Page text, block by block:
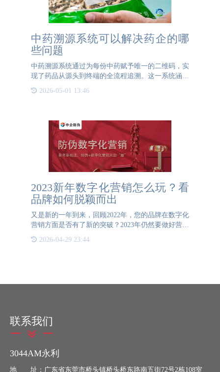
中药溯源系统可以解决药企的哪
些问题
中药溯源系统通过为每份中药赋予唯一的二维码，实
现了药品从源头到终端的全流程追溯。这一系统涵盖
了种源信息、种植农事信息（如化肥、农药使用情
况）、采摘信息、出入库信息、检疫检验信息等，确
2026-05-01 13:46
2023新年数字化营销怎么玩？看
品牌如何脱颖而出
又是新的一年到来，回顾2022年，您的品牌在数字化
营销方面是否有了新的突破？2023年仍然要做好营销
了他们的新年营销，商品的防伪数字化营销已经在市
2026-04-29 23:44
联系我们
3044AM永利
地 址：广东省东莞市桥头镇桥头桥东路南五街72号2栋108室